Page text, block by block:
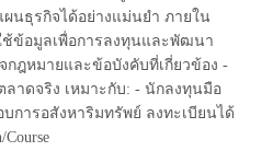
นธุรกิจได้อย่างแม่นยำ ภายใน
ช้ข้อมูลเพื่อการลงทุนและพัฒนา
กฎหมายและข้อบังคับที่เกี่ยวข้อง -
าดจริง เหมาะกับ: - นักลงทุนมือ
การอสังหาริมทรัพย์ ลงทะเบียนได้